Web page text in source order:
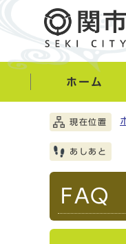
ホーム
現在位置
あしあと
FAQ